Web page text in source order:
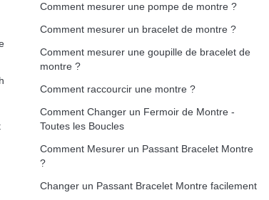
Comment mesurer une pompe de montre ?
Comment mesurer un bracelet de montre ?
Comment mesurer une goupille de bracelet de
montre ?
Comment raccourcir une montre ?
Comment Changer un Fermoir de Montre -
Toutes les Boucles
Comment Mesurer un Passant Bracelet Montre
?
Changer un Passant Bracelet Montre facilement